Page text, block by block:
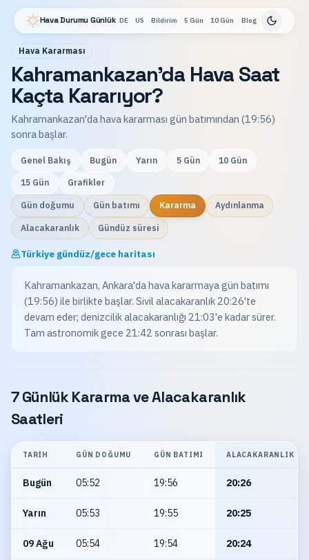
Hava Durumu Günlük DE US Bildirim 5 Gün 10 Gün Blog
Hava Kararması
Kahramankazan'da Hava Saat
Kaçta Kararıyor?
Kahramankazan'da hava kararması gün batımından (19:56)
sonra başlar.
Genel Bakış Bugün Yarın 5 Gün 10 Gün
15 Gün Grafikler
Gün doğumu Gün batımı Kararma Aydınlanma
Alacakaranlık Gündüz süresi
Türkiye gündüz/gece haritası
Kahramankazan, Ankara'da hava kararmaya gün batımı
(19:56) ile birlikte başlar. Sivil alacakaranlık 20:26'te
devam eder; denizcilik alacakaranlığı 21:03'e kadar sürer.
Tam astronomik gece 21:42 sonrası başlar.
7 Günlük Kararma ve Alacakaranlık
Saatleri
TARIH GÜN DOĞUMU GÜN BATIMI ALACAKARANLIK
Bugün 05:52 19:56 20:26
Yarın 05:53 19:55 20:25
09 Ağu 05:54 19:54 20:24